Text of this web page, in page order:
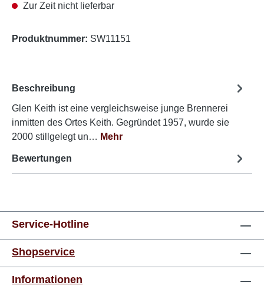
Zur Zeit nicht lieferbar
Produktnummer: SW11151
Beschreibung
Glen Keith ist eine vergleichsweise junge Brennerei
inmitten des Ortes Keith. Gegründet 1957, wurde sie
2000 stillgelegt un… Mehr
Bewertungen
Service-Hotline
Shopservice
Informationen